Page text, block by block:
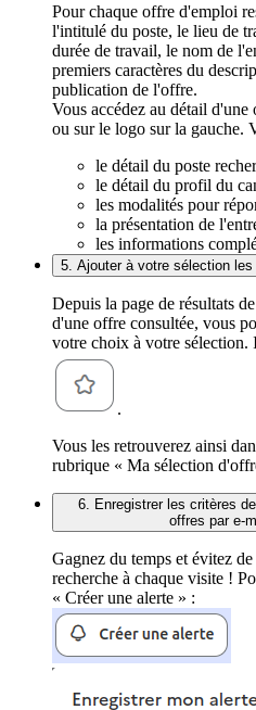
Pour chaque offre d'emploi
l'intitulé du poste, le lieu de
durée de travail, le nom de
premiers caractères du
publication de l'offre.
Vous accédez au détail
ou sur le logo sur la gauche.
le détail du poste
le détail du profil du
les modalités pour
la présentation de
les informations
5. Ajouter à votre sélection
Depuis la page de résultats
d'une offre consultée, vous
votre choix à votre
.
Vous les retrouverez ainsi
rubrique « Ma sélection
6. Enregistrer les critères
offres par e-
Gagnez du temps et évitez
recherche à chaque visite !
« Créer une alerte » :